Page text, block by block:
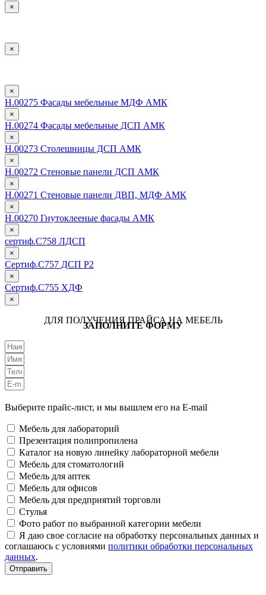
×
×
×
Н.00275 Фасады мебельные МДФ АМК
×
Н.00274 Фасады мебельные ДСП АМК
×
Н.00273 Столешницы ДСП АМК
×
Н.00272 Стеновые панели ДСП АМК
×
Н.00271 Стеновые панели ДВП, МДФ АМК
×
Н.00270 Гнутоклееные фасады АМК
×
сертиф.С758 ЛДСП
×
Сертиф.С757 ДСП Р2
×
Сертиф.С755 ХДФ
×
ДЛЯ ПОЛУЧЕНИЯ ПРАЙСА НА МЕБЕЛЬ
ЗАПОЛНИТЕ ФОРМУ
Выберите прайс-лист, и мы вышлем его на E-mail
Мебель для лабораторий
Презентация полипропилена
Каталог на новую линейку лабораторной мебели
Мебель для стоматологий
Мебель для аптек
Мебель для офисов
Мебель для предприятий торговли
Стулья
Фото работ по выбранной категории мебели
Я даю свое согласие на обработку персональных данных и
соглашаюсь с условиями политики обработки персональных
данных.
Отправить